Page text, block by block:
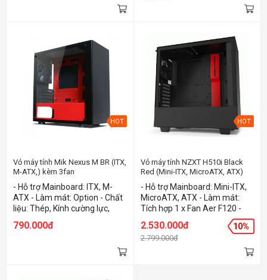
HOT
Vỏ máy tính Mik Nexus M BR (ITX,
M-ATX,) kèm 3fan
- Hỗ trợ Mainboard: ITX, M-
ATX - Làm mát: Option - Chất
liệu: Thép, Kính cường lực,
790.000đ
HOT
Vỏ máy tính NZXT H510i Black
Red (Mini-ITX, MicroATX, ATX)
- Hỗ trợ Mainboard: Mini-ITX,
MicroATX, ATX - Làm mát:
Tích hợp 1 x Fan Aer F120 -
Chất liệu: Thép SGCC và kính
cường lực - Màu sắc: Black-
Red
2.530.000đ
2.799.000đ
10%